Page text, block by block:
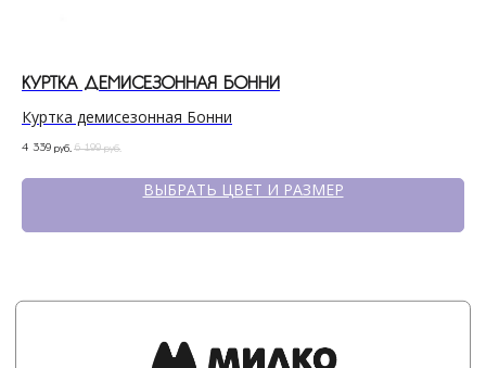
КУРТКА ДЕМИСЕЗОННАЯ БОННИ
Куртка демисезонная Бонни
4 339 руб. 6 199 руб.
ВЫБРАТЬ ЦВЕТ И РАЗМЕР